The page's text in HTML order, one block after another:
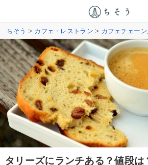
ちそう > カフェ・レストラン > カフェチェー
タリーズにランチある？値段は